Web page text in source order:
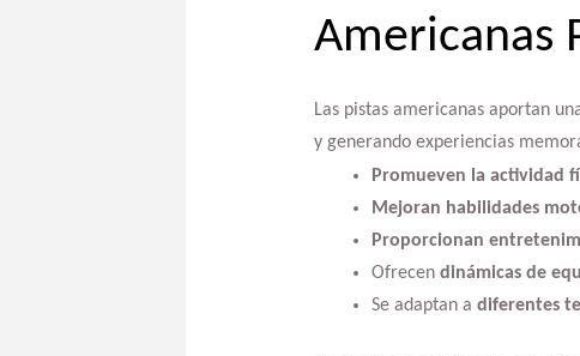
Americanas
Las pistas americanas aportan
y generando experiencias
Promueven la actividad
Mejoran habilidades
Proporcionan
Ofrecen dinámicas de
Se adaptan a diferentes